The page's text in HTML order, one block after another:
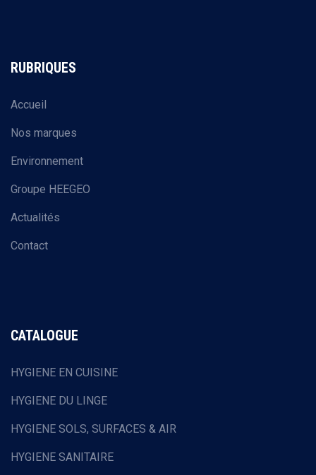
RUBRIQUES
Accueil
Nos marques
Environnement
Groupe HEEGEO
Actualités
Contact
CATALOGUE
HYGIENE EN CUISINE
HYGIENE DU LINGE
HYGIENE SOLS, SURFACES & AIR
HYGIENE SANITAIRE